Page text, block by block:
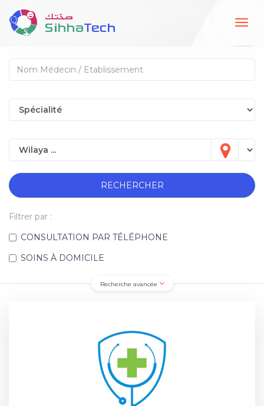
RECHERCHER
Filtrer par :
CONSULTATION PAR TÉLÉPHONE
SOINS À DOMICILE
Recherche avancée